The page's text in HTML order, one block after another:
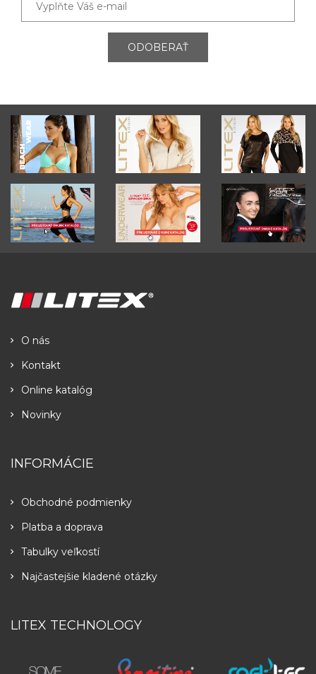
ODOBERAŤ
O nás
Kontakt
Online katalóg
Novinky
INFORMÁCIE
Obchodné podmienky
Platba a doprava
Tabulky veľkostí
Najčastejšie kladené otázky
LITEX TECHNOLOGY